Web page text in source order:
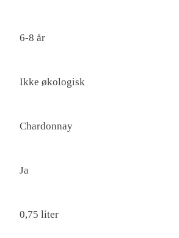
6-8 år
Ikke økologisk
Chardonnay
Ja
0,75 liter